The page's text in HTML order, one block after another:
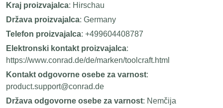
Kraj proizvajalca: Hirschau
Država proizvajalca: Germany
Telefon proizvajalca: +499604408787
Elektronski kontakt proizvajalca:
https://www.conrad.de/de/marken/toolcraft.html
Kontakt odgovorne osebe za varnost:
product.support@conrad.de
Država odgovorne osebe za varnost: Nemčija